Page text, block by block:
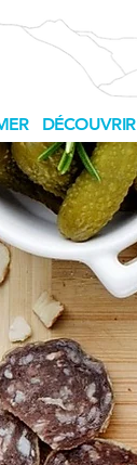
DÉCOUVRIR